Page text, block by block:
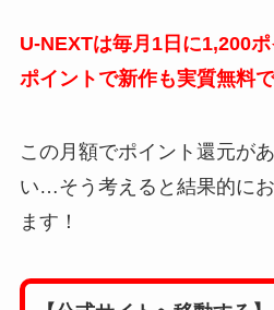
U-NEXTは毎月1日に1,200
ポイントで新作も実質無料
この月額でポイント還元が
い…そう考えると結果的に
ます！